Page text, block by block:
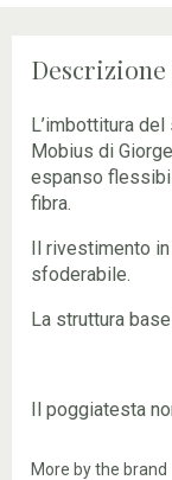
L’imbottitura
Mobius di
espanso
fibra.
Il rivestimento
sfoderabile.
La struttura
Il poggiatesta
More by the brand